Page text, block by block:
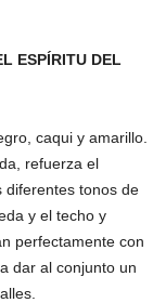
ESPÍRITU DEL
caqui y amarillo.
refuerza el
diferentes tonos de
y el techo y
perfectamente con
dar al conjunto un